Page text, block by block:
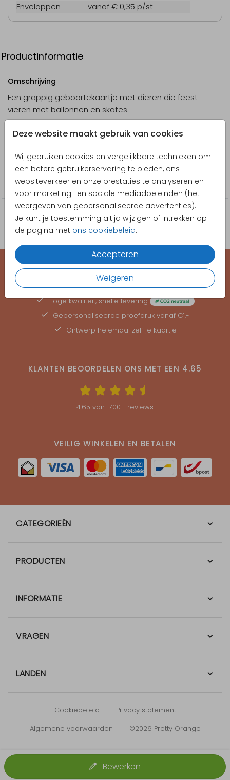
Deze website maakt gebruik van cookies
Wij gebruiken cookies en vergelijkbare technieken om
een betere gebruikerservaring te bieden, ons
websiteverkeer en onze prestaties te analyseren en
voor marketing- en sociale mediadoeleinden (het
weergeven van gepersonaliseerde advertenties).
Je kunt je toestemming altijd wijzigen of intrekken op
de pagina met ons cookiebeleid.
Accepteren
Weigeren
Enveloppen
vanaf € 0,35 p/st
Productinformatie
Omschrijving
Een grappig geboortekaartje met dieren die feest
vieren met ballonnen en skates.
Designer
Collectie
Jongen
Bewerken
EEN KAARTJE VOOR ELK MOMENT
Hoge kwaliteit, snelle levering
Gepersonaliseerde proefdruk vanaf €1,-
Ontwerp helemaal zelf je kaartje
KLANTEN BEOORDELEN ONS MET EEN 4.65
4.65 van 1700+ reviews
VEILIG WINKELEN EN BETALEN
CATEGORIEËN
PRODUCTEN
INFORMATIE
VRAGEN
LANDEN
Cookiebeleid
Privacy statement
Algemene voorwaarden
©2026 Pretty Orange